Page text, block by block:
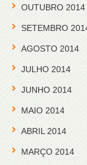
OUTUBRO 2014
SETEMBRO
AGOSTO 2014
JULHO 2014
JUNHO 2014
MAIO 2014
ABRIL 2014
MARÇO 2014